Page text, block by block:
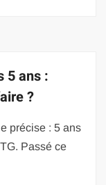
5 ans :
?
précise : 5 ans
Passé ce